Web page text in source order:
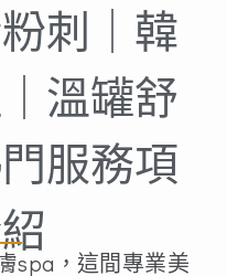
粉刺｜韓
溫罐舒
服務項
spa，這間專業美